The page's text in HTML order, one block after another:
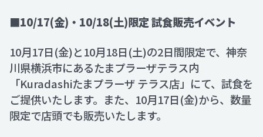
■10/17(金)・10/18(土)限定 試食販売イベント
10月17日(金)と10月18日(土)の2日間限定で、神奈
川県横浜市にあるたまプラーザテラス内
「Kuradashiたまプラーザ テラス店」にて、試食を
ご提供いたします。また、10月17日(金)から、数量
限定で店頭でも販売いたします。